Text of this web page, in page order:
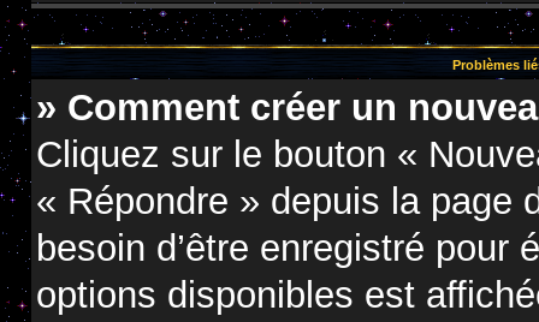
Problèmes
» Comment créer un
Cliquez sur le bouton «
« Répondre » depuis la page
besoin d’être enregistré
options disponibles est